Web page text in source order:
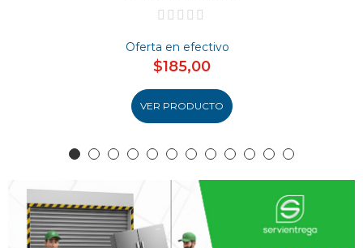
Oferta en efectivo
$185,00
VER PRODUCTO